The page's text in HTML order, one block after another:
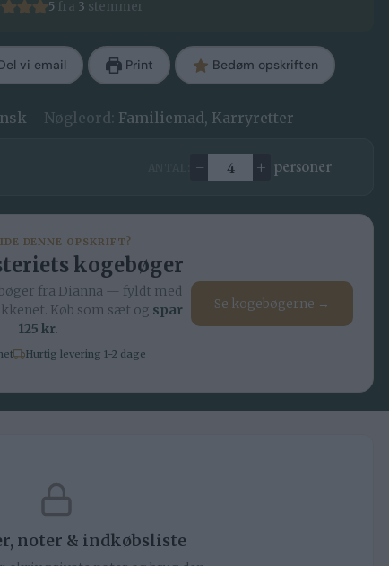
5 fra 3 stemmer
vi email Print Bedøm opskriften
Nøgleord: Familiemad, Karryretter
Ændre antal
– + personer
DENNE OPSKRIFT?
kogebøger
fra Dianna — fyldt med
Køb som sæt og spar
125 kr.
Hurtig levering 1-2 dage
Se kogebøgerne →
noter & indkøbsliste